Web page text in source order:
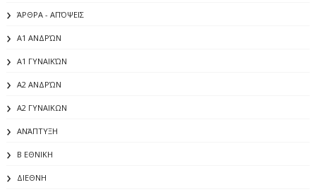
ΆΡΘΡΑ - ΑΠΌΨΕΙΣ
Α1 ΑΝΔΡΏΝ
Α1 ΓΥΝΑΙΚΏΝ
Α2 ΑΝΔΡΏΝ
Α2 ΓΥΝΑΙΚΩΝ
ΑΝΆΠΤΥΞΗ
Β ΕΘΝΙΚΗ
ΔΙΕΘΝΗ